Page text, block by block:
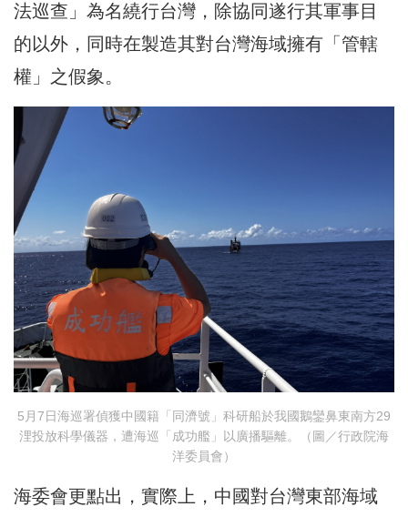
法巡查」為名繞行台灣，除協同遂行其軍事目
的以外，同時在製造其對台灣海域擁有「管轄
權」之假象。
5月7日海巡署偵獲中國籍「同濟號」科研船於我國鵝鑾鼻東南方29
浬投放科學儀器，遭海巡「成功艦」以廣播驅離。（圖／行政院海
洋委員會）
海委會更點出，實際上，中國對台灣東部海域